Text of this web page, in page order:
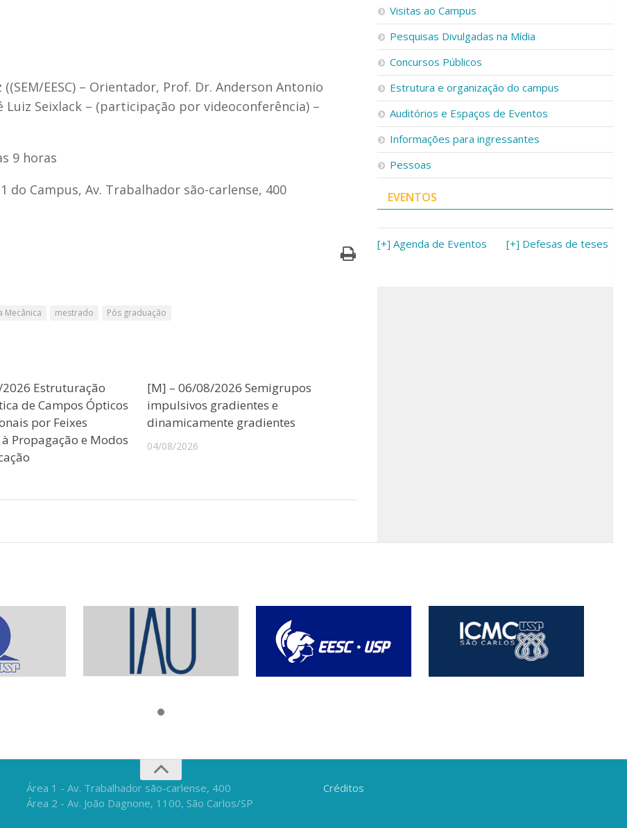
EESC) – Orientador, Prof. Dr. Anderson Antonio
Luiz Seixlack – (participação por videoconferência) –
9 horas
do Campus, Av. Trabalhador são-carlense, 400
Mecânica mestrado Pós graduação
Estruturação
de Campos Ópticos
por Feixes
Propagação e Modos
[M] – 06/08/2026 Semigrupos
impulsivos gradientes e
dinamicamente gradientes
04/08/2026
Visitas ao Campus
Pesquisas Divulgadas na Mídia
Concursos Públicos
Estrutura e organização do campus
Auditórios e Espaços de Eventos
Informações para ingressantes
Pessoas
EVENTOS
[+] Agenda de Eventos [+] Defesas de teses
Área 1 - Av. Trabalhador são-carlense, 400
Área 2 - Av. João Dagnone, 1100, São Carlos/SP
Créditos